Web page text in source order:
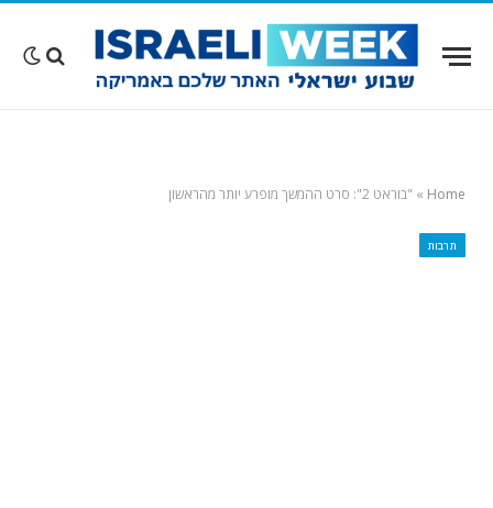
Home
» "בוראט 2": סרט ההמשך מופרע יותר מהראשון
תרבות